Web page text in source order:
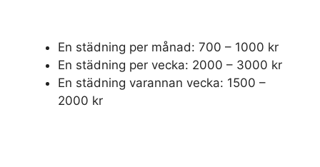
En städning per månad: 700 – 1000 kr
En städning per vecka: 2000 – 3000 kr
En städning varannan vecka: 1500 –
2000 kr